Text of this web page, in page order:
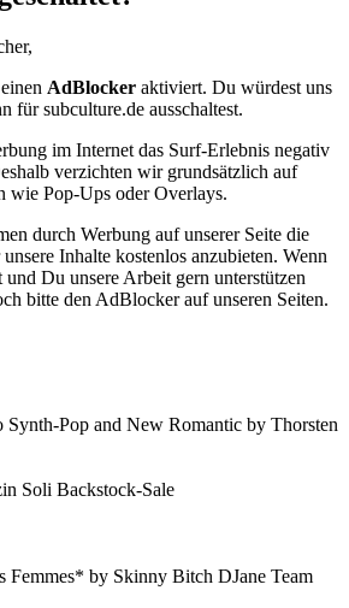
AdBlocker aktiviert. Du würdest uns
für subculture.de ausschaltest.
im Internet das Surf-Erlebnis negativ
verzichten wir grundsätzlich auf
wie Pop-Ups oder Overlays.
durch Werbung auf unserer Seite die
Inhalte kostenlos anzubieten. Wenn
Du unsere Arbeit gern unterstützen
bitte den AdBlocker auf unseren Seiten.
Synth-Pop and New Romantic by Thorsten
Soli Backstock-Sale
Femmes* by Skinny Bitch DJane Team